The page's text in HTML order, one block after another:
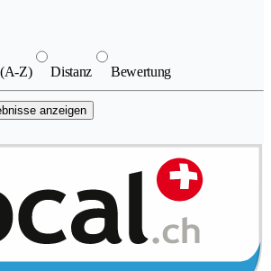
Z) Distanz Bewertung
anzeigen